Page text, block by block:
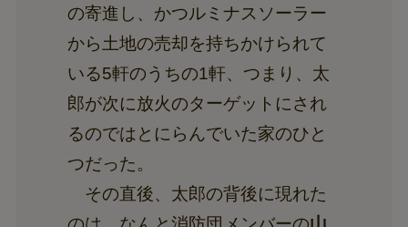
の寄進し、かつルミナスソーラー
から土地の売却を持ちかけられて
いる5軒のうちの1軒、つまり、太
郎が次に放火のターゲットにされ
るのではとにらんでいた家のひと
つだった。
その直後、太郎の背後に現れた